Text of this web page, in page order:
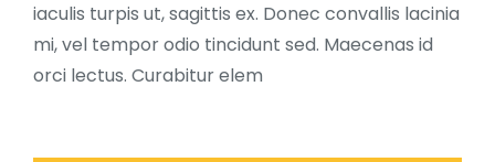
iaculis turpis ut, sagittis ex. Donec convallis lacinia
mi, vel tempor odio tincidunt sed. Maecenas id
orci lectus. Curabitur elem